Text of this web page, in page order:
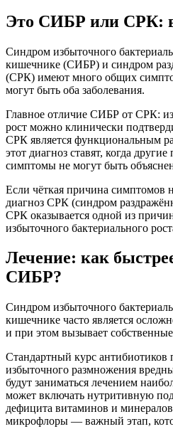
Это СИБР или СРК:
Синдром избыточного
кишечнике (СИБР) и синдром
(СРК) имеют много общих
могут быть оба заболевания.
Главное отличие СИБР от СРК:
рост можно клинически
СРК является функциональным
этот диагноз ставят, когда
симптомы не могут быть
Если чёткая причина симптомов
диагноз СРК (синдром
СРК оказывается одной из
избыточного бактериального
Лечение: как
СИБР?
Синдром избыточного
кишечнике часто является
и при этом вызывает
Стандартный курс
избыточного размножения
будут заниматься лечением
может включать нутритивную
дефицита витаминов и
микрофлоры — важный этап,